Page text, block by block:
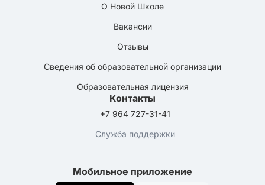
О Новой Школе
Вакансии
Отзывы
Сведения об образовательной организации
Образовательная лицензия
Контакты
+7 964 727-31-41
Служба поддержки
Мобильное приложение